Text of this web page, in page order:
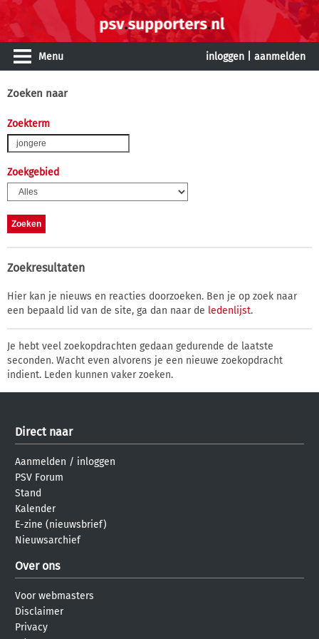
Menu inloggen aanmelden
Zoeken naar
Zoekterm
Zoekgebied
Zoekresultaten
Hier kan je nieuws en reacties doorzoeken. Ben je op zoek naar
een bepaald lid van de site, ga dan naar de ledenlijst.
Je hebt veel zoekopdrachten gedaan gedurende de laatste
seconden. Wacht even alvorens je een nieuwe zoekopdracht
indient. Leden kunnen vaker zoeken.
Direct naar
Aanmelden / inloggen
PSV Forum
Stand
Kalender
E-zine (nieuwsbrief)
Nieuwsarchief
Over ons
Voor webmasters
Disclaimer
Privacy